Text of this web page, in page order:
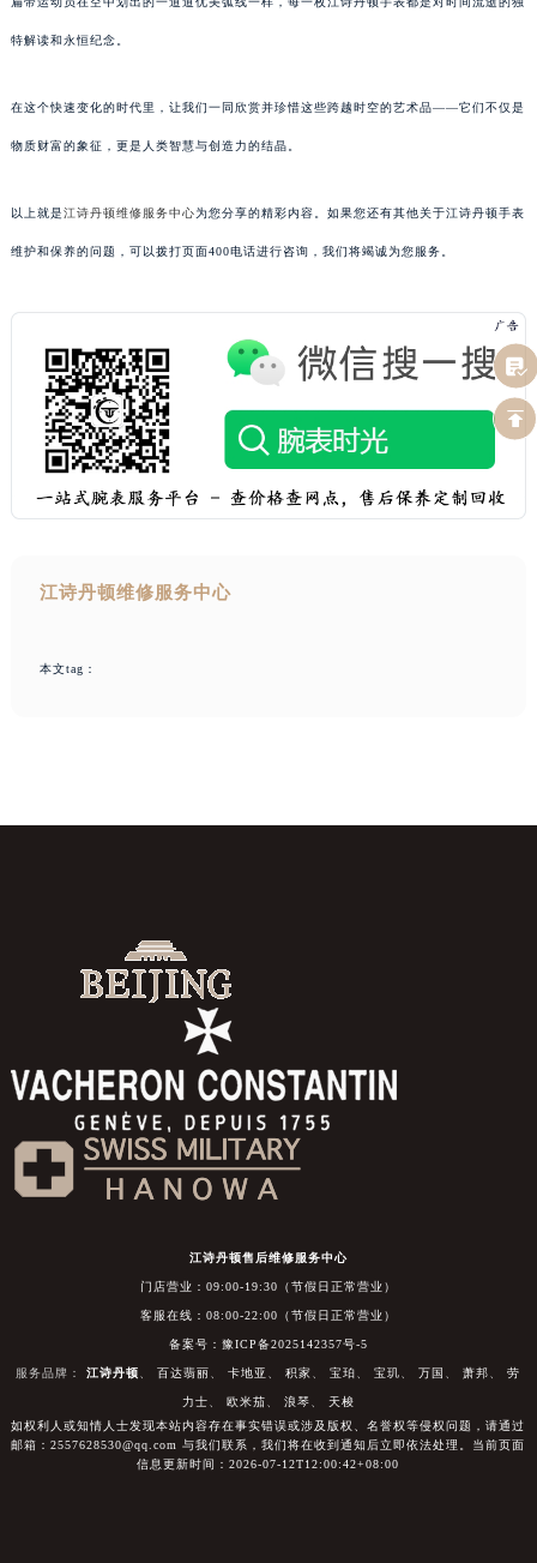
特解读和永恒纪念。
在这个快速变化的时代里，让我们一同欣赏并珍惜这些跨越时空的艺术品——它们不仅是
物质财富的象征，更是人类智慧与创造力的结晶。
以上就是江诗丹顿维修服务中心为您分享的精彩内容。如果您还有其他关于江诗丹顿手表
维护和保养的问题，可以拨打页面400电话进行咨询，我们将竭诚为您服务。
江诗丹顿维修服务中心
本文tag：
江诗丹顿售后维修服务中心
门店营业：09:00-19:30（节假日正常营业）
客服在线：08:00-22:00（节假日正常营业）
备案号：豫ICP备2025142357号-5
服务品牌：江诗丹顿 、百达翡丽 、卡地亚 、积家 、宝珀 、宝玑 、万国 、萧邦 、劳
力士 欧米茄 浪琴
天梭
如权利人或知情人士发现本站内容存在事实错误或涉及版权、名誉权等侵权问题，请通过
邮箱：2557628530@qq.com 与我们联系，我们将在收到通知后立即依法处理。当前页面
信息更新时间：2026-07-12T12:00:42+08:00